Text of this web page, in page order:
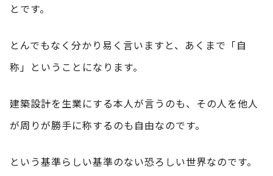
とです。
とんでもなく分かり易く言いますと、あくまで「自
称」ということになります。
建築設計を生業にする本人が言うのも、その人を他人
が周りが勝手に称するのも自由なのです。
という基準らしい基準のない恐ろしい世界なのです。